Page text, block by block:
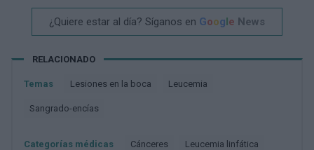
¿Quiere estar al día? Síganos en Google News
RELACIONADO
Temas Lesiones en la boca Leucemia
Sangrado-encías
Categorías médicas Cánceres Leucemia linfática